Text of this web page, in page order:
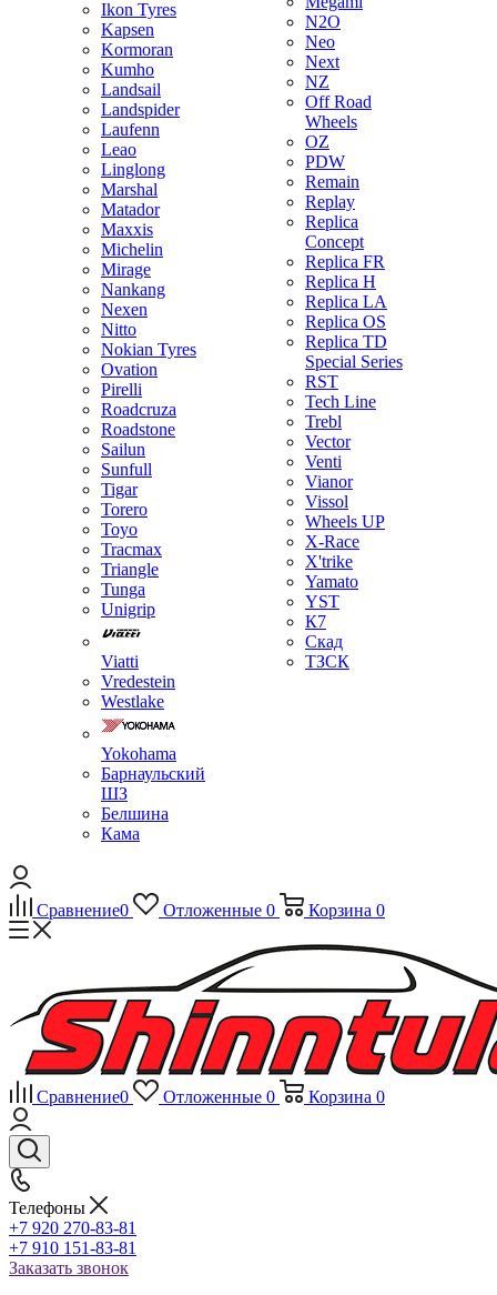
Ikon Tyres
Kapsen
Kormoran
Kumho
Landsail
Landspider
Laufenn
Leao
Linglong
Marshal
Matador
Maxxis
Michelin
Mirage
Nankang
Nexen
Nitto
Nokian Tyres
Ovation
Pirelli
Roadcruza
Roadstone
Sailun
Sunfull
Tigar
Torero
Toyo
Tracmax
Triangle
Tunga
Unigrip
Viatti
Vredestein
Westlake
Yokohama
Барнаульский
ШЗ
Белшина
Кама
N2O
Neo
Next
NZ
Off Road
Wheels
OZ
PDW
Remain
Replay
Replica
Concept
Replica FR
Replica H
Replica LA
Replica OS
Replica TD
Special Series
RST
Tech Line
Trebl
Vector
Venti
Vianor
Vissol
Wheels UP
X-Race
X'trike
Yamato
YST
К7
Скад
ТЗСК
Сравнение0 Отложенные 0 Корзина 0
Сравнение0 Отложенные 0 Корзина 0
Телефоны
+7 920 270-83-81
+7 910 151-83-81
Заказать звонок